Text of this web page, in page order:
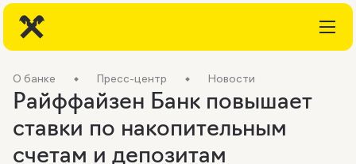
О банке Пресс-центр Новости
Райффайзен Банк повышает
ставки по накопительным
счетам и депозитам